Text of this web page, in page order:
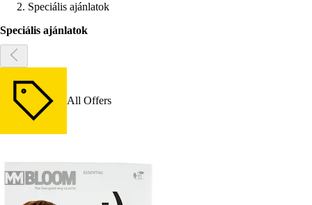
Speciális ajánlatok
Speciális ajánlatok
All Offers